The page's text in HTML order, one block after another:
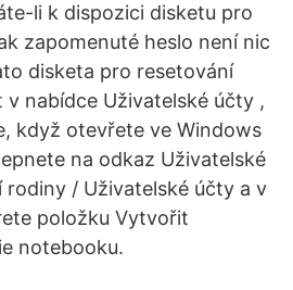
li k dispozici disketu pro
zapomenuté heslo není nic
disketa pro resetování
v nabídce Uživatelské účty ,
když otevřete ve Windows
na odkaz Uživatelské
rodiny / Uživatelské účty a v
položku Vytvořit
notebooku.